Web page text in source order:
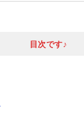
目次です♪